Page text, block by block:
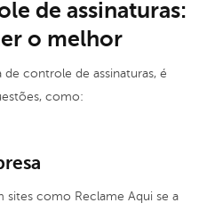
de assinaturas:
o melhor
controle de assinaturas, é
como:
sites como Reclame Aqui se a